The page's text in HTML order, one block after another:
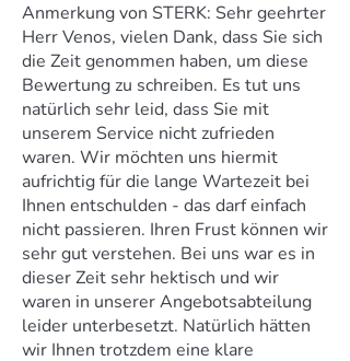
Anmerkung von STERK: Sehr geehrter
Herr Venos, vielen Dank, dass Sie sich
die Zeit genommen haben, um diese
Bewertung zu schreiben. Es tut uns
natürlich sehr leid, dass Sie mit
unserem Service nicht zufrieden
waren. Wir möchten uns hiermit
aufrichtig für die lange Wartezeit bei
Ihnen entschulden - das darf einfach
nicht passieren. Ihren Frust können wir
sehr gut verstehen. Bei uns war es in
dieser Zeit sehr hektisch und wir
waren in unserer Angebotsabteilung
leider unterbesetzt. Natürlich hätten
wir Ihnen trotzdem eine klare